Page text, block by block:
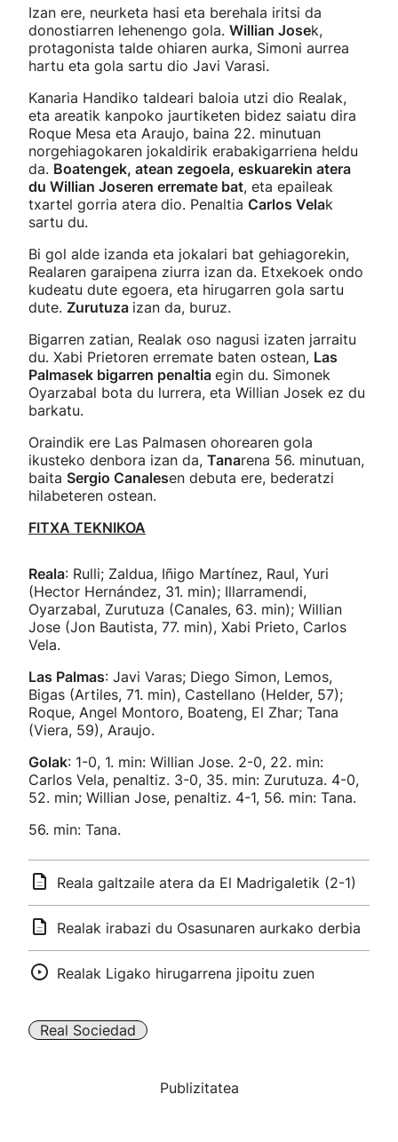
Izan ere, neurketa hasi eta berehala iritsi da
donostiarren lehenengo gola. Willian Josek,
protagonista talde ohiaren aurka, Simoni aurrea
hartu eta gola sartu dio Javi Varasi.
Kanaria Handiko taldeari baloia utzi dio Realak,
eta areatik kanpoko jaurtiketen bidez saiatu dira
Roque Mesa eta Araujo, baina 22. minutuan
norgehiagokaren jokaldirik erabakigarriena heldu
da. Boatengek, atean zegoela, eskuarekin atera
du Willian Joseren erremate bat, eta epaileak
txartel gorria atera dio. Penaltia Carlos Velak
sartu du.
Bi gol alde izanda eta jokalari bat gehiagorekin,
Realaren garaipena ziurra izan da. Etxekoek ondo
kudeatu dute egoera, eta hirugarren gola sartu
dute. Zurutuza izan da, buruz.
Bigarren zatian, Realak oso nagusi izaten jarraitu
du. Xabi Prietoren erremate baten ostean, Las
Palmasek bigarren penaltia egin du. Simonek
Oyarzabal bota du lurrera, eta Willian Josek ez du
barkatu.
Oraindik ere Las Palmasen ohorearen gola
ikusteko denbora izan da, Tanarena 56. minutuan,
baita Sergio Canalesen debuta ere, bederatzi
hilabeteren ostean.
FITXA TEKNIKOA
Reala: Rulli; Zaldua, Iñigo Martínez, Raul, Yuri
(Hector Hernández, 31. min); Illarramendi,
Oyarzabal, Zurutuza (Canales, 63. min); Willian
Jose (Jon Bautista, 77. min), Xabi Prieto, Carlos
Vela.
Las Palmas: Javi Varas; Diego Simon, Lemos,
Bigas (Artiles, 71. min), Castellano (Helder, 57);
Roque, Angel Montoro, Boateng, El Zhar; Tana
(Viera, 59), Araujo.
Golak: 1-0, 1. min: Willian Jose. 2-0, 22. min:
Carlos Vela, penaltiz. 3-0, 35. min: Zurutuza. 4-0,
52. min; Willian Jose, penaltiz. 4-1, 56. min: Tana.
56. min: Tana.
Reala galtzaile atera da El Madrigaletik (2-1)
Realak irabazi du Osasunaren aurkako derbia
Realak Ligako hirugarrena jipoitu zuen
Real Sociedad
Publizitatea